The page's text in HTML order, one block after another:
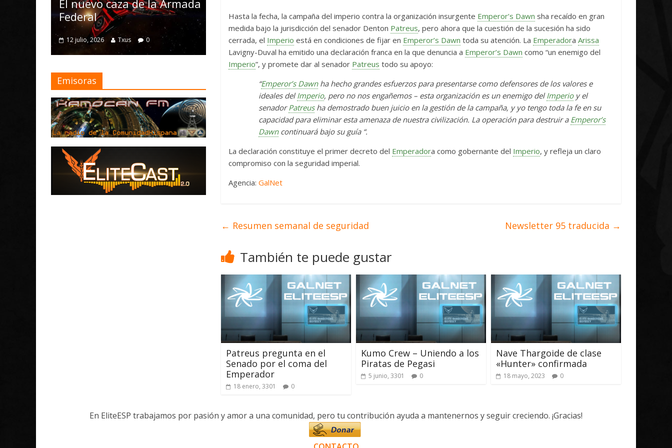
Hasta la fecha, la campaña del imperio contra la organización insurgente Emperor’s Dawn sha recaído en gran
medida bajo la jurisdicción del senador Denton Patreus, pero ahora que la cuestión de la sucesión ha sido
cerrada, el Imperio está en condiciones de fijar en Emperor’s Dawn toda su atención. La Emperadora Arissa
Lavigny-Duval ha emitido una declaración franca en la que denuncia a Emperor’s Dawn como “un enemigo del
Imperio”, y promete dar al senador Patreus todo su apoyo:
“Emperor’s Dawnha hecho grandes esfuerzos para presentarse como defensores de los valores e
ideales del Imperio, pero no nos engañemos – esta organización es un enemigo del Imperioy el
senadorPatreusha demostrado buen juicio en la gestión de la campaña, y yo tengo toda la fe en su
capacidad para eliminar esta amenaza de nuestra civilización. La operación para destruir a Emperor’s
Dawncontinuará bajo su guía “.
La declaración constituye el primer decreto del Emperadora como gobernante del Imperio, y refleja un claro
compromiso con la seguridad imperial.
Agencia: GalNet
← Resumen semanal de seguridad Newsletter 95 traducida →
También te puede gustar
Patreus pregunta en el
Senado por el coma del
Emperador
18 enero, 3301 0
Kumo Crew – Uniendo a los
Piratas de Pegasi
5 junio, 3301 0
Nave Thargoide de clase
«Hunter» confirmada
18 mayo, 2023 0
caza de la Armada
mejoras
4 julio, 2026 Txus 0
Mayo de 2026
28 mayo, 2026 Txus 0
14 abril, 2026 Txus 0 7 abril, 2026
Emisoras
En EliteESP trabajamos por pasión y amor a una comunidad, pero tu contribución ayuda a mantenernos y seguir creciendo. ¡Gracias!